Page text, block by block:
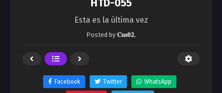
HTD-055
Esta es la última vez
Posted by 𝐂𝐮𝐬𝟎𝟐,
Facebook Twitter WhatsApp